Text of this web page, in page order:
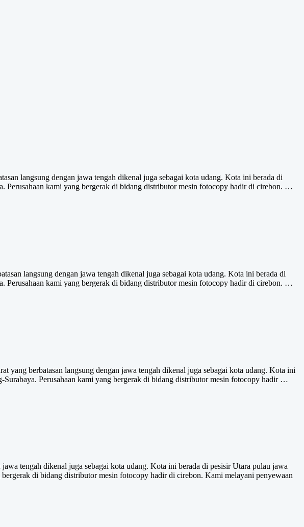
langsung dengan jawa tengah dikenal juga sebagai kota udang. Kota ini berada di
Perusahaan kami yang bergerak di bidang distributor mesin fotocopy hadir di cirebon. …
langsung dengan jawa tengah dikenal juga sebagai kota udang. Kota ini berada di
Perusahaan kami yang bergerak di bidang distributor mesin fotocopy hadir di cirebon. …
yang berbatasan langsung dengan jawa tengah dikenal juga sebagai kota udang. Kota ini
Perusahaan kami yang bergerak di bidang distributor mesin fotocopy hadir …
tengah dikenal juga sebagai kota udang. Kota ini berada di pesisir Utara pulau jawa
di bidang distributor mesin fotocopy hadir di cirebon. Kami melayani penyewaan